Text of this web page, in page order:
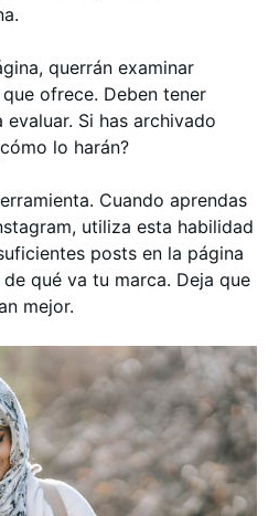
querrán examinar
ofrece. Deben tener
Si has archivado
lo harán?
Cuando aprendas
utiliza esta habilidad
posts en la página
qué va tu marca. Deja que
mejor.